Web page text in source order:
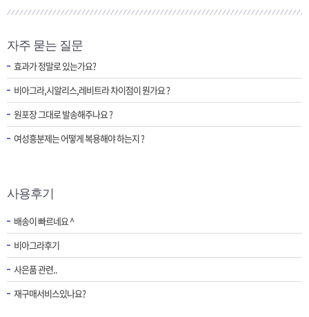
자주 묻는 질문
효과가 정말로 있는가요?
비아그라,시알리스,레비트라 차이점이 뭔가요 ?
원포장 그대로 발송해주나요 ?
여성흥분제는 어떻게 복용해야 하는지 ?
사용후기
배송이 빠르네요 ^
비아그라후기
사은품 관련..
재구매서비스있나요?